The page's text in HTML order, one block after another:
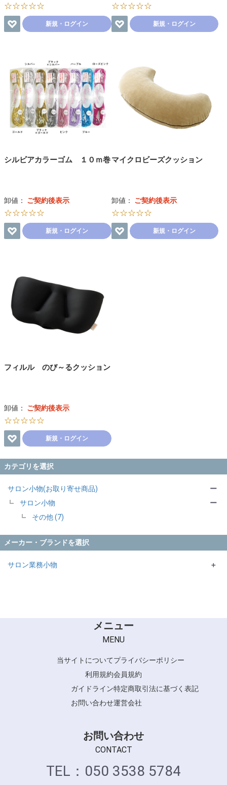
カテゴリを選択
サロン小物(お取り寄せ商品)
サロン小物
その他 (7)
ー
ー
メーカー・ブランドを選択
サロン業務小物 ＋
☆☆☆☆☆
新規・ログイン
☆☆☆☆☆
新規・ログイン
シルビアカラーゴム １０ｍ巻
卸値： ご契約後表示
☆☆☆☆☆
新規・ログイン
マイクロビーズクッション
卸値： ご契約後表示
☆☆☆☆☆
新規・ログイン
フィルル のび～るクッション
卸値： ご契約後表示
☆☆☆☆☆
新規・ログイン
メニュー
MENU
当サイトについてプライバシーポリシー
利用規約会員規約
ガイドライン特定商取引法に基づく表記
お問い合わせ運営会社
お問い合わせ
CONTACT
TEL：050 3538 5784